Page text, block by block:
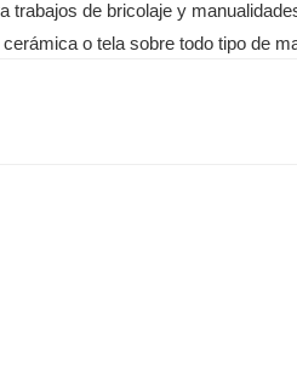
trabajos de bricolaje y
o tela sobre todo tipo de